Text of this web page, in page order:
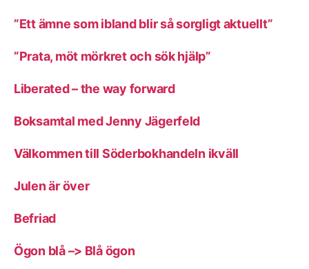
”Ett ämne som ibland blir så sorgligt aktuellt”
”Prata, möt mörkret och sök hjälp”
Liberated – the way forward
Boksamtal med Jenny Jägerfeld
Välkommen till Söderbokhandeln ikväll
Julen är över
Befriad
Ögon blå –> Blå ögon